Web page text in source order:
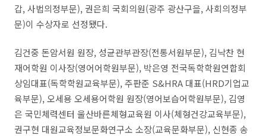
갑, 사법의정부문), 권은희 국회의원(광주 광산구을, 사회의정부
문)이 수상자로 선정됐다.
김건중 돈암서원 원장, 성균관부관장(전통서원부문), 김낙찬 현
재어학원 이사장(영어어학원부문), 박은영 전국독학학원연합회
상임대표(독학학원교육부문), 주판준 S&HRA 대표(HRD기업교
육부문), 오세용 오세용어학원 원장(영어보습어학원부문), 김영
은 국민체력센터 울산바른체형교육원 이사(체형건강교육부문),
권구현 대원교육정보문화연구소 소장(교육문화부문), 신현종 송